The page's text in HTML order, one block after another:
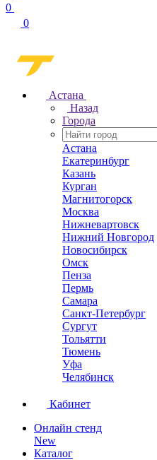
0
0
Астана
Назад
Города
Астана
Екатеринбург
Казань
Курган
Магнитогорск
Москва
Нижневартовск
Нижний Новгород
Новосибирск
Омск
Пенза
Пермь
Самара
Санкт-Петербург
Сургут
Тольятти
Тюмень
Уфа
Челябинск
Кабинет
Онлайн стенд
New
Каталог